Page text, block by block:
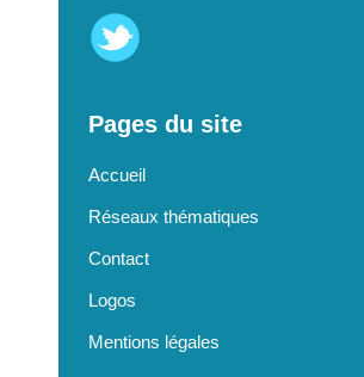
Pages du site
Accueil
Réseaux thématiques
Contact
Logos
Mentions légales